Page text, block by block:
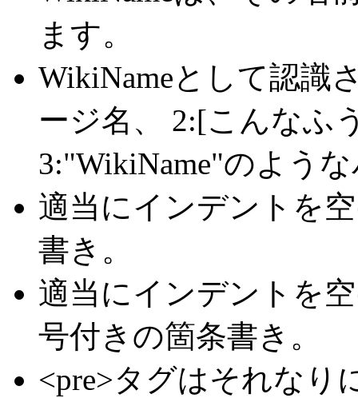
ます。
WikiNameとして認識
ージ名、 2:[こんなふ
3:"WikiName"のよう
適当にインデントを
書き。
適当にインデントを
号付きの箇条書き。
<pre>タグはそれなり